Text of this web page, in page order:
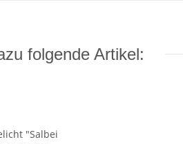
folgende Artikel: